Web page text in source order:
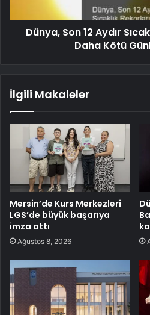
Dünya, Son 12 Aydır
Daha Kötü
İlgili Makaleler
Mersin’de Kurs Merkezleri
LGS’de büyük başarıya
imza attı
Ağustos 8, 2026